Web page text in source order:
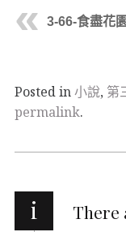
3-66-食盡花
Posted in小說, 第
permalink.
i There